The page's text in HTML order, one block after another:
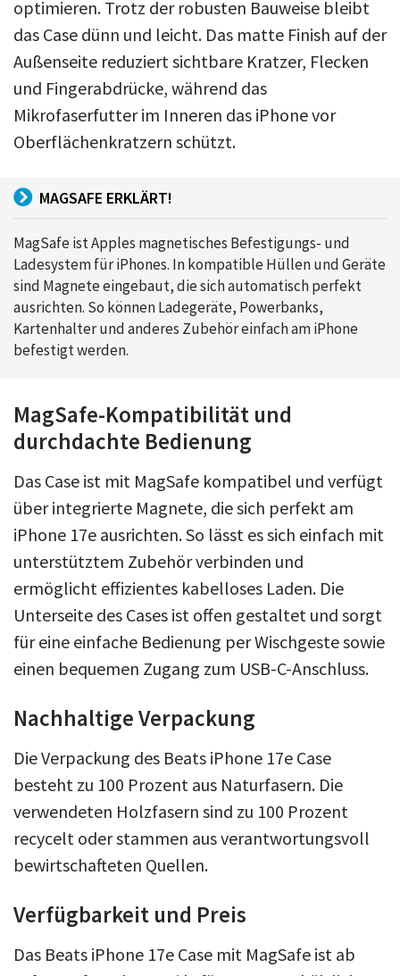
optimieren. Trotz der robusten Bauweise bleibt
das Case dünn und leicht. Das matte Finish auf der
Außenseite reduziert sichtbare Kratzer, Flecken
und Fingerabdrücke, während das
Mikrofaserfutter im Inneren das iPhone vor
Oberflächenkratzern schützt.
MAGSAFE ERKLÄRT!
MagSafe ist Apples magnetisches Befestigungs- und
Ladesystem für iPhones. In kompatible Hüllen und Geräte
sind Magnete eingebaut, die sich automatisch perfekt
ausrichten. So können Ladegeräte, Powerbanks,
Kartenhalter und anderes Zubehör einfach am iPhone
befestigt werden.
MagSafe-Kompatibilität und
durchdachte Bedienung
Das Case ist mit MagSafe kompatibel und verfügt
über integrierte Magnete, die sich perfekt am
iPhone 17e ausrichten. So lässt es sich einfach mit
unterstütztem Zubehör verbinden und
ermöglicht effizientes kabelloses Laden. Die
Unterseite des Cases ist offen gestaltet und sorgt
für eine einfache Bedienung per Wischgeste sowie
einen bequemen Zugang zum USB-C-Anschluss.
Nachhaltige Verpackung
Die Verpackung des Beats iPhone 17e Case
besteht zu 100 Prozent aus Naturfasern. Die
verwendeten Holzfasern sind zu 100 Prozent
recycelt oder stammen aus verantwortungsvoll
bewirtschafteten Quellen.
Verfügbarkeit und Preis
Das Beats iPhone 17e Case mit MagSafe ist ab